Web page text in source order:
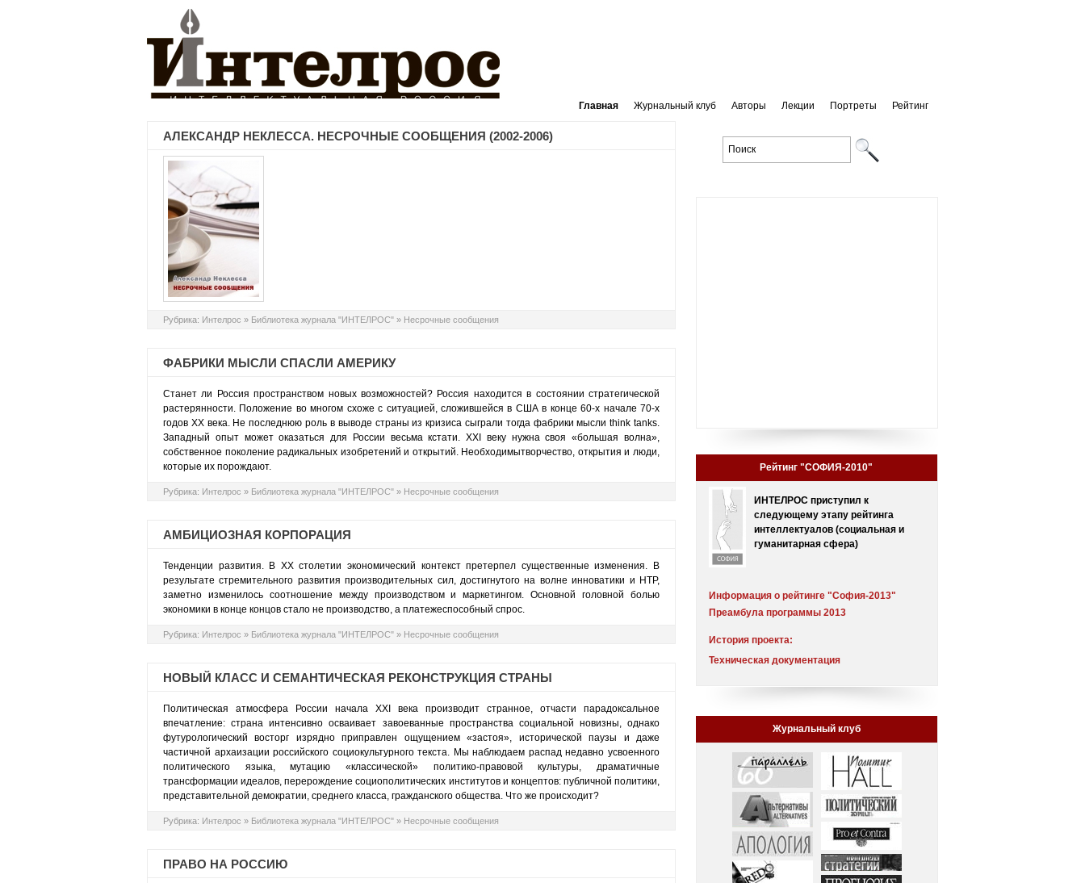
Главная Журнальный клуб Авторы Лекции Портреты Рейтинг
АЛЕКСАНДР НЕКЛЕССА. НЕСРОЧНЫЕ СООБЩЕНИЯ (2002-2006)
Рубрика: Интелрос » Библиотека журнала "ИНТЕЛРОС" » Несрочные сообщения
ФАБРИКИ МЫСЛИ СПАСЛИ АМЕРИКУ
Станет ли Россия пространством новых возможностей? Россия находится в состоянии стратегической
растерянности. Положение во многом схоже с ситуацией, сложившейся в США в конце 60-х начале 70-х
годов XX века. Не последнюю роль в выводе страны из кризиса сыграли тогда фабрики мысли think tanks.
Западный опыт может оказаться для России весьма кстати. XXI веку нужна своя «большая волна»,
собственное поколение радикальных изобретений и открытий. Необходимытворчество, открытия и люди,
которые их порождают.
Рубрика: Интелрос » Библиотека журнала "ИНТЕЛРОС" » Несрочные сообщения
АМБИЦИОЗНАЯ КОРПОРАЦИЯ
Тенденции развития. В ХХ столетии экономический контекст претерпел существенные изменения. В
результате стремительного развития производительных сил, достигнутого на волне инноватики и НТР,
заметно изменилось соотношение между производством и маркетингом. Основной головной болью
экономики в конце концов стало не производство, а платежеспособный спрос.
Рубрика: Интелрос » Библиотека журнала "ИНТЕЛРОС" » Несрочные сообщения
НОВЫЙ КЛАСС И СЕМАНТИЧЕСКАЯ РЕКОНСТРУКЦИЯ СТРАНЫ
Политическая атмосфера России начала XXI века производит странное, отчасти парадоксальное
впечатление: страна интенсивно осваивает завоеванные пространства социальной новизны, однако
футурологический восторг изрядно приправлен ощущением «застоя», исторической паузы и даже
частичной архаизации российского социокультурного текста. Мы наблюдаем распад недавно усвоенного
политического языка, мутацию «классической» политико-правовой культуры, драматичные
трансформации идеалов, перерождение социополитических институтов и концептов: публичной политики,
представительной демократии, среднего класса, гражданского общества. Что же происходит?
Рубрика: Интелрос » Библиотека журнала "ИНТЕЛРОС" » Несрочные сообщения
ПРАВО НА РОССИЮ
Рейтинг "СОФИЯ-2010"
ИНТЕЛРОС приступил к
следующему этапу рейтинга
интеллектуалов (социальная и
гуманитарная сфера)
Информация о рейтинге "София-2013"
Преамбула программы 2013
История проекта:
Преамбула
Экспертный совет
Рейтинг от 30.12.2004 (выпуск 1) русская
Рейтинг от 30.12.2004 (issue 1) english version
Рейтинг от 30.08.2004 (бета-версия)
Техническая документация
Журнальный клуб